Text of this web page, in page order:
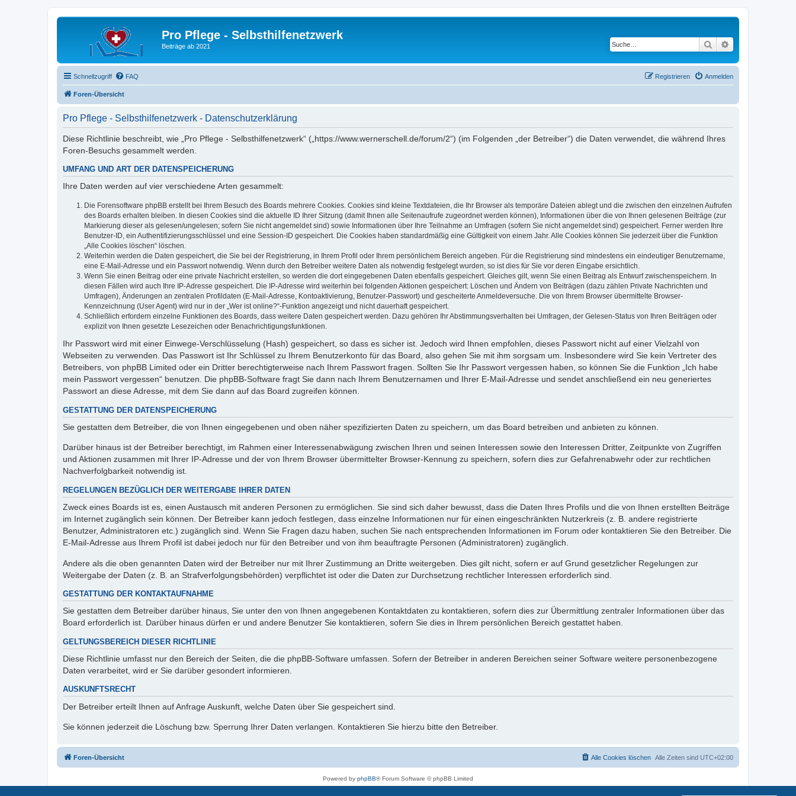
Pro Pflege - Selbsthilfenetzwerk
Beiträge ab 2021 Suche
Schnellzugriff FAQ Anmelden
Registrieren
Foren-Übersicht
Pro Pflege - Selbsthilfenetzwerk - Datenschutzerklärung
Diese Richtlinie beschreibt, wie „Pro Pflege - Selbsthilfenetzwerk“ („https://www.wernerschell.de/forum/2“) (im Folgenden „der Betreiber“) die Daten verwendet, die während Ihres
Foren-Besuchs gesammelt werden.
UMFANG UND ART DER DATENSPEICHERUNG
Ihre Daten werden auf vier verschiedene Arten gesammelt:
Die Forensoftware phpBB erstellt bei Ihrem Besuch des Boards mehrere Cookies. Cookies sind kleine Textdateien, die Ihr Browser als temporäre Dateien ablegt und die zwischen den einzelnen Aufrufen
des Boards erhalten bleiben. In diesen Cookies sind die aktuelle ID Ihrer Sitzung (damit Ihnen alle Seitenaufrufe zugeordnet werden können), Informationen über die von Ihnen gelesenen Beiträge (zur
Markierung dieser als gelesen/ungelesen; sofern Sie nicht angemeldet sind) sowie Informationen über Ihre Teilnahme an Umfragen (sofern Sie nicht angemeldet sind) gespeichert. Ferner werden Ihre
Benutzer-ID, ein Authentifizierungsschlüssel und eine Session-ID gespeichert. Die Cookies haben standardmäßig eine Gültigkeit von einem Jahr. Alle Cookies können Sie jederzeit über die Funktion
„Alle Cookies löschen“ löschen.
Weiterhin werden die Daten gespeichert, die Sie bei der Registrierung, in Ihrem Profil oder Ihrem persönlichem Bereich angeben. Für die Registrierung sind mindestens ein eindeutiger Benutzername,
eine E-Mail-Adresse und ein Passwort notwendig. Wenn durch den Betreiber weitere Daten als notwendig festgelegt wurden, so ist dies für Sie vor deren Eingabe ersichtlich.
Wenn Sie einen Beitrag oder eine private Nachricht erstellen, so werden die dort eingegebenen Daten ebenfalls gespeichert. Gleiches gilt, wenn Sie einen Beitrag als Entwurf zwischenspeichern. In
diesen Fällen wird auch Ihre IP-Adresse gespeichert. Die IP-Adresse wird weiterhin bei folgenden Aktionen gespeichert: Löschen und Ändern von Beiträgen (dazu zählen Private Nachrichten und
Umfragen), Änderungen an zentralen Profildaten (E-Mail-Adresse, Kontoaktivierung, Benutzer-Passwort) und gescheiterte Anmeldeversuche. Die von Ihrem Browser übermittelte Browser-
Kennzeichnung (User Agent) wird nur in der „Wer ist online?“-Funktion angezeigt und nicht dauerhaft gespeichert.
Schließlich erfordern einzelne Funktionen des Boards, dass weitere Daten gespeichert werden. Dazu gehören Ihr Abstimmungsverhalten bei Umfragen, der Gelesen-Status von Ihren Beiträgen oder
explizit von Ihnen gesetzte Lesezeichen oder Benachrichtigungsfunktionen.
Ihr Passwort wird mit einer Einwege-Verschlüsselung (Hash) gespeichert, so dass es sicher ist. Jedoch wird Ihnen empfohlen, dieses Passwort nicht auf einer Vielzahl von
Webseiten zu verwenden. Das Passwort ist Ihr Schlüssel zu Ihrem Benutzerkonto für das Board, also gehen Sie mit ihm sorgsam um. Insbesondere wird Sie kein Vertreter des
Betreibers, von phpBB Limited oder ein Dritter berechtigterweise nach Ihrem Passwort fragen. Sollten Sie Ihr Passwort vergessen haben, so können Sie die Funktion „Ich habe
mein Passwort vergessen“ benutzen. Die phpBB-Software fragt Sie dann nach Ihrem Benutzernamen und Ihrer E-Mail-Adresse und sendet anschließend ein neu generiertes
Passwort an diese Adresse, mit dem Sie dann auf das Board zugreifen können.
GESTATTUNG DER DATENSPEICHERUNG
Sie gestatten dem Betreiber, die von Ihnen eingegebenen und oben näher spezifizierten Daten zu speichern, um das Board betreiben und anbieten zu können.
Darüber hinaus ist der Betreiber berechtigt, im Rahmen einer Interessenabwägung zwischen Ihren und seinen Interessen sowie den Interessen Dritter, Zeitpunkte von Zugriffen
und Aktionen zusammen mit Ihrer IP-Adresse und der von Ihrem Browser übermittelter Browser-Kennung zu speichern, sofern dies zur Gefahrenabwehr oder zur rechtlichen
Nachverfolgbarkeit notwendig ist.
REGELUNGEN BEZÜGLICH DER WEITERGABE IHRER DATEN
Zweck eines Boards ist es, einen Austausch mit anderen Personen zu ermöglichen. Sie sind sich daher bewusst, dass die Daten Ihres Profils und die von Ihnen erstellten Beiträge
im Internet zugänglich sein können. Der Betreiber kann jedoch festlegen, dass einzelne Informationen nur für einen eingeschränkten Nutzerkreis (z. B. andere registrierte
Benutzer, Administratoren etc.) zugänglich sind. Wenn Sie Fragen dazu haben, suchen Sie nach entsprechenden Informationen im Forum oder kontaktieren Sie den Betreiber. Die
E-Mail-Adresse aus Ihrem Profil ist dabei jedoch nur für den Betreiber und von ihm beauftragte Personen (Administratoren) zugänglich.
Andere als die oben genannten Daten wird der Betreiber nur mit Ihrer Zustimmung an Dritte weitergeben. Dies gilt nicht, sofern er auf Grund gesetzlicher Regelungen zur
Weitergabe der Daten (z. B. an Strafverfolgungsbehörden) verpflichtet ist oder die Daten zur Durchsetzung rechtlicher Interessen erforderlich sind.
GESTATTUNG DER KONTAKTAUFNAHME
Sie gestatten dem Betreiber darüber hinaus, Sie unter den von Ihnen angegebenen Kontaktdaten zu kontaktieren, sofern dies zur Übermittlung zentraler Informationen über das
Board erforderlich ist. Darüber hinaus dürfen er und andere Benutzer Sie kontaktieren, sofern Sie dies in Ihrem persönlichen Bereich gestattet haben.
GELTUNGSBEREICH DIESER RICHTLINIE
Diese Richtlinie umfasst nur den Bereich der Seiten, die die phpBB-Software umfassen. Sofern der Betreiber in anderen Bereichen seiner Software weitere personenbezogene
Daten verarbeitet, wird er Sie darüber gesondert informieren.
AUSKUNFTSRECHT
Der Betreiber erteilt Ihnen auf Anfrage Auskunft, welche Daten über Sie gespeichert sind.
Sie können jederzeit die Löschung bzw. Sperrung Ihrer Daten verlangen. Kontaktieren Sie hierzu bitte den Betreiber.
Foren-Übersicht Alle Zeiten sind UTC+02:00
Alle Cookies löschen
Powered by phpBB® Forum Software © phpBB Limited